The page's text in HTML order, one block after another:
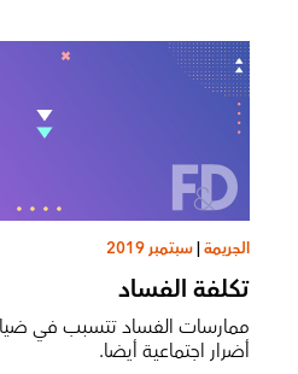
الجريمة|سبتمبر 2019
تكلفة الفساد
ممارسات الفساد تتسبب في ضياع
أضرار اجتماعية أيضا.